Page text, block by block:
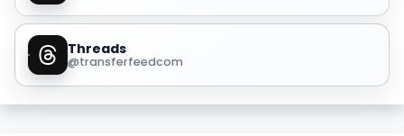
Threads
@transferfeedcom